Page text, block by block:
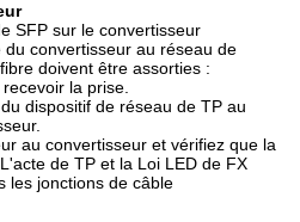
SFP sur le convertisseur
convertisseur au réseau de
doivent être assorties :
la prise.
dispositif de réseau de TP au
au convertisseur et vérifiez que la
de TP et la Loi LED de FX
les jonctions de câble